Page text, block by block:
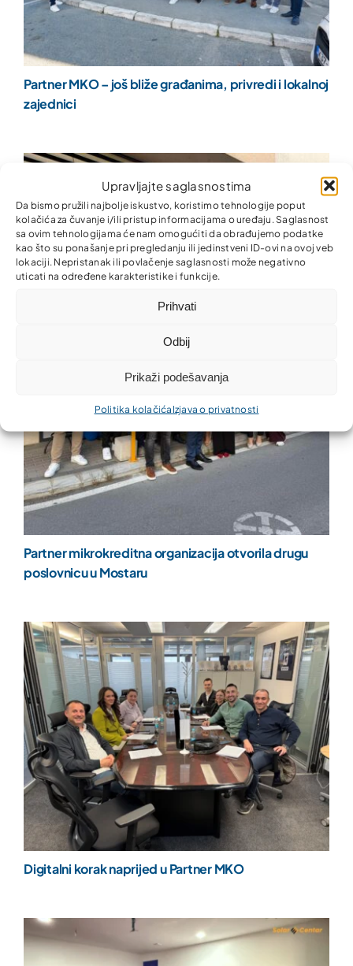
Upravljajte saglasnostima
Da bismo pružili najbolje iskustvo, koristimo tehnologije poput
kolačića za čuvanje i/ili pristup informacijama o uređaju. Saglasnost
sa ovim tehnologijama će nam omogućiti da obrađujemo podatke
kao što su ponašanje pri pregledanju ili jedinstveni ID-ovi na ovoj veb
lokaciji. Nepristanak ili povlačenje saglasnosti može negativno
uticati na određene karakteristike i funkcije.
Prihvati
Odbij
Prikaži podešavanja
Politika kolačića Izjava o privatnosti
Partner MKO – još bliže građanima, privredi i lokalnoj
zajednici
Partner mikrokreditna organizacija otvorila drugu
poslovnicu u Mostaru
Digitalni korak naprijed u Partner MKO